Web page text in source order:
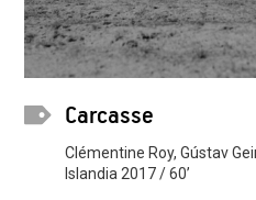
Carcasse
Clémentine Roy, Gústav
Islandia 2017 / 60’